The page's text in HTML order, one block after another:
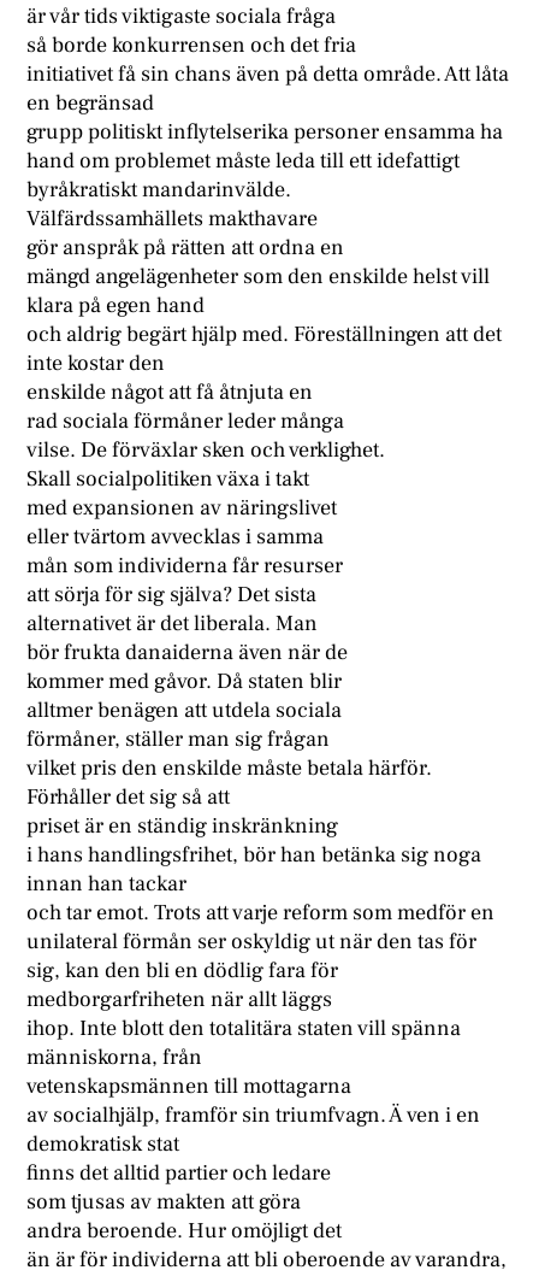
är vår tids viktigaste sociala fråga
så borde konkurrensen och det fria
initiativet få sin chans även på detta område. Att låta
en begränsad
grupp politiskt inflytelserika personer ensamma ha
hand om problemet måste leda till ett idefattigt
byråkratiskt mandarinvälde.
Välfärdssamhällets makthavare
gör anspråk på rätten att ordna en
mängd angelägenheter som den enskilde helst vill
klara på egen hand
och aldrig begärt hjälp med. Föreställningen att det
inte kostar den
enskilde något att få åtnjuta en
rad sociala förmåner leder många
vilse. De förväxlar sken och verklighet.
Skall socialpolitiken växa i takt
med expansionen av näringslivet
eller tvärtom avvecklas i samma
mån som individerna får resurser
att sörja för sig själva? Det sista
alternativet är det liberala. Man
bör frukta danaiderna även när de
kommer med gåvor. Då staten blir
alltmer benägen att utdela sociala
förmåner, ställer man sig frågan
vilket pris den enskilde måste betala härför.
Förhåller det sig så att
priset är en ständig inskränkning
i hans handlingsfrihet, bör han betänka sig noga
innan han tackar
och tar emot. Trots att varje reform som medför en
unilateral förmån ser oskyldig ut när den tas för
sig, kan den bli en dödlig fara för
medborgarfriheten när allt läggs
ihop. Inte blott den totalitära staten vill spänna
människorna, från
vetenskapsmännen till mottagarna
av socialhjälp, framför sin triumfvagn. Ä ven i en
demokratisk stat
finns det alltid partier och ledare
som tjusas av makten att göra
andra beroende. Hur omöjligt det
än är för individerna att bli oberoende av varandra,